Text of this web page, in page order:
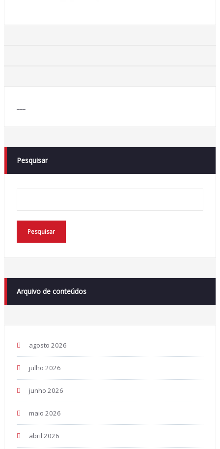
Pesquisar
Pesquisar
Arquivo de conteúdos
agosto 2026
julho 2026
junho 2026
maio 2026
abril 2026